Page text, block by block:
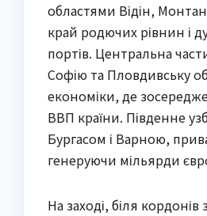
областями Відін,
край родючих рівнин і
портів. Центральна
Софію та Пловдивську
економіки, де
ВВП країни. Південне
Бургасом і Варною,
генеруючи мільярди
На заході, біля кордонів